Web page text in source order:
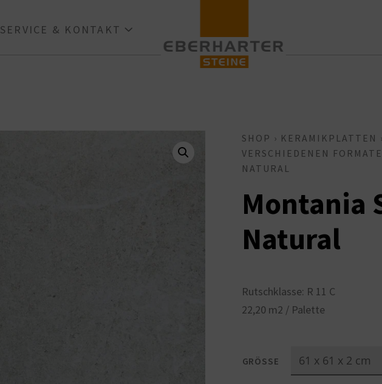
SERVICE & KONTAKT
SHOP › KERAMIKPLATTEN ›
VERSCHIEDENEN
NATURAL
Montania
Natural
Rutschklasse: R 11 C
22,20 m2 / Palette
GRÖSSE